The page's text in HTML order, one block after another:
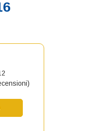
Posteriore Esterno
Fanale Posteriore